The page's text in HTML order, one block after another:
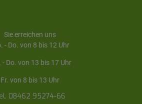
Sie erreichen uns
- Do. von 8 bis 12 Uhr
- Do. von 13 bis 17 Uhr
Fr. von 8 bis 13 Uhr
08462 95274-66